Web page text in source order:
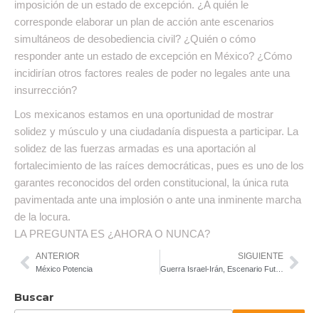
imposición de un estado de excepción. ¿A quién le
corresponde elaborar un plan de acción ante escenarios
simultáneos de desobediencia civil? ¿Quién o cómo
responder ante un estado de excepción en México? ¿Cómo
incidirían otros factores reales de poder no legales ante una
insurrección?
Los mexicanos estamos en una oportunidad de mostrar
solidez y músculo y una ciudadanía dispuesta a participar. La
solidez de las fuerzas armadas es una aportación al
fortalecimiento de las raíces democráticas, pues es uno de los
garantes reconocidos del orden constitucional, la única ruta
pavimentada ante una implosión o ante una inminente marcha
de la locura.
LA PREGUNTA ES ¿AHORA O NUNCA?
ANTERIOR
México Potencia
SIGUIENTE
Guerra Israel-Irán, Escenario Futuro
Buscar